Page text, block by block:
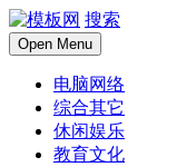
搜索
Open Menu
电脑网络
综合其它
休闲娱乐
教育文化